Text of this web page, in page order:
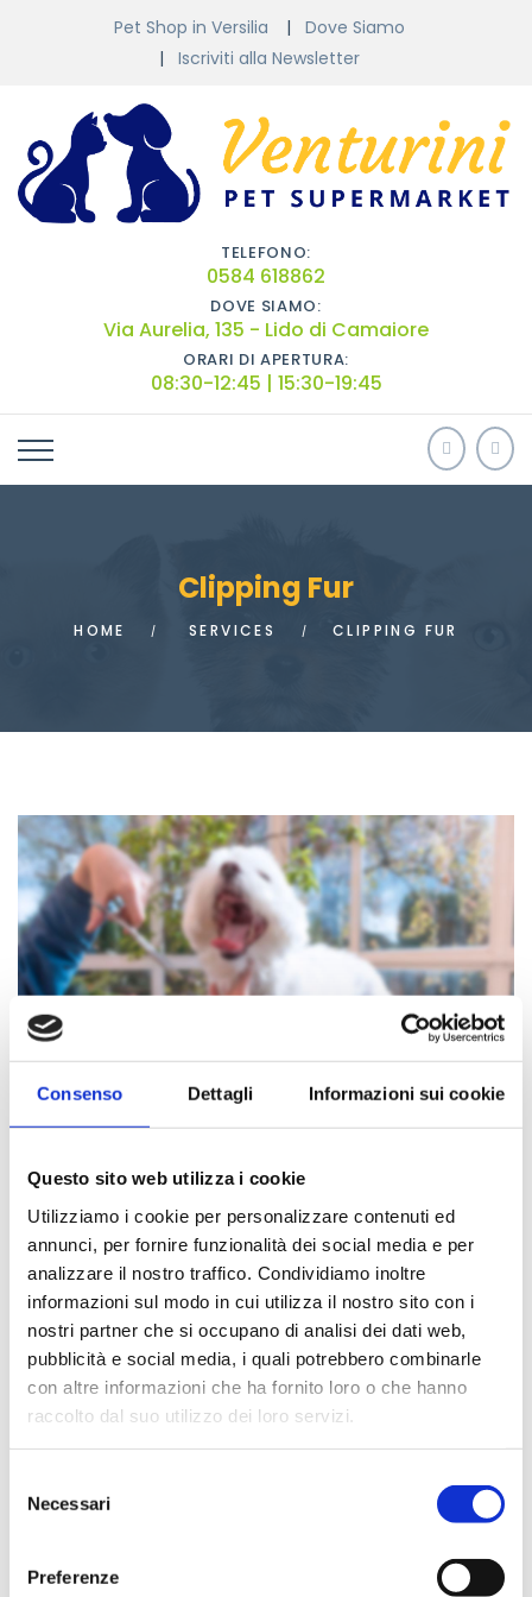
Consenso Dettagli Informazioni sui cookie
Questo sito web utilizza i cookie
Utilizziamo i cookie per personalizzare contenuti ed
annunci, per fornire funzionalità dei social media e per
analizzare il nostro traffico. Condividiamo inoltre
informazioni sul modo in cui utilizza il nostro sito con i
nostri partner che si occupano di analisi dei dati web,
pubblicità e social media, i quali potrebbero combinarle
con altre informazioni che ha fornito loro o che hanno
raccolto dal suo utilizzo dei loro servizi.
delNecessari
Preferenze
Pet Shop in Versilia
Dove Siamo
Iscriviti alla Newsletter
TELEFONO:
0584 618862
DOVE SIAMO:
Via Aurelia, 135 - Lido di Camaiore
ORARI DI APERTURA:
08:30-12:45 | 15:30-19:45
Clipping Fur
HOME SERVICES CLIPPING FUR
Clipping Fur
Quis tongue alcatra ea anim kielbasa ribeye veniam
tenderloin. Ad mollit burgdoggen, bresaola
prosciutto cupim landjaeger. Tongue swine
adipisicing jowl leberkas est dolore quis. Corned beef
in ea beef frankfurter eu flank.
Pariatur drumstick consectetur
Pork do nostrud filet mignon